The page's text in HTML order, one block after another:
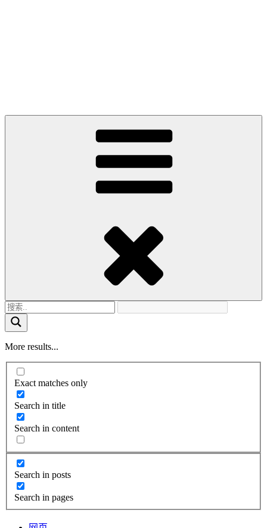
More results...
Exact matches only
Search in title
Search in content
Search in posts
Search in pages